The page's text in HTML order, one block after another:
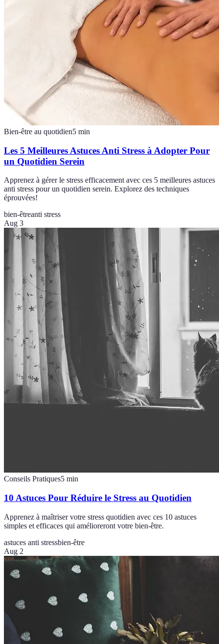
Bien-être au quotidien5 min
Les 5 Meilleures Astuces Anti Stress à Adopter Pour
un Quotidien Serein
Apprenez à gérer le stress efficacement avec ces 5 meilleures astuces
anti stress pour un quotidien serein. Explorez des techniques
éprouvées!
bien-êtreanti stress
Aug 3
Conseils Pratiques5 min
10 Astuces Pour Réduire le Stress au Quotidien
Apprenez à maîtriser votre stress quotidien avec ces 10 astuces
simples et efficaces qui amélioreront votre bien-être.
astuces anti stressbien-être
Aug 2